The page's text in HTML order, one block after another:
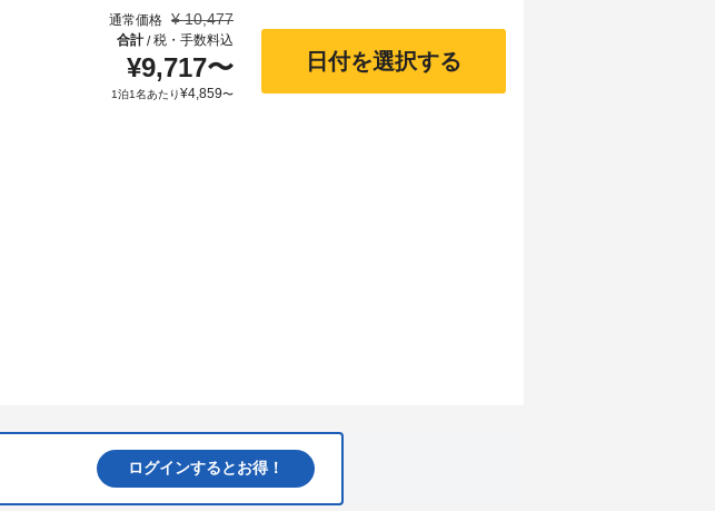
通常価格 ¥ 10,477
合計/税・手数料込
¥9,717〜
1泊1名あたり¥4,859〜
日付を選択する
ログインするとお得！